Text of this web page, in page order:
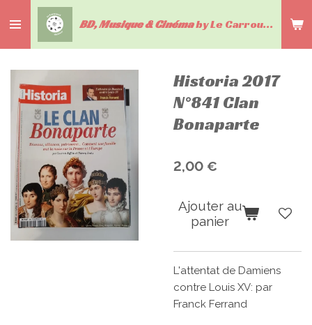
au
contenu
BD, Musique & Cinémaby Le Carrousel du livre
Historia 2017
N°841 Clan
Bonaparte
2,00 €
Ajouter au
panier
L'attentat de Damiens
contre Louis XV: par
Franck Ferrand